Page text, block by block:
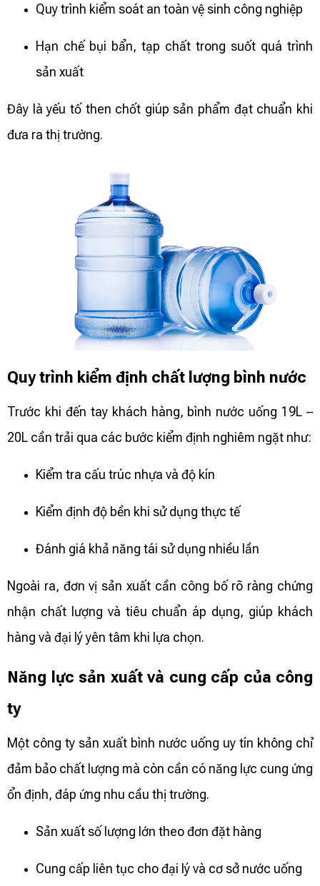
Quy trình kiểm soát an toàn vệ sinh công nghiệp
Hạn chế bụi bẩn, tạp chất trong suốt quá trình
sản xuất
Đây là yếu tố then chốt giúp sản phẩm đạt chuẩn khi
đưa ra thị trường.
Quy trình kiểm định chất lượng bình nước
Trước khi đến tay khách hàng, bình nước uống 19L –
20L cần trải qua các bước kiểm định nghiêm ngặt như:
Kiểm tra cấu trúc nhựa và độ kín
Kiểm định độ bền khi sử dụng thực tế
Đánh giá khả năng tái sử dụng nhiều lần
Ngoài ra, đơn vị sản xuất cần công bố rõ ràng chứng
nhận chất lượng và tiêu chuẩn áp dụng, giúp khách
hàng và đại lý yên tâm khi lựa chọn.
Năng lực sản xuất và cung cấp của công
ty
Một công ty sản xuất bình nước uống uy tín không chỉ
đảm bảo chất lượng mà còn cần có năng lực cung ứng
ổn định, đáp ứng nhu cầu thị trường.
Sản xuất số lượng lớn theo đơn đặt hàng
Cung cấp liên tục cho đại lý và cơ sở nước uống